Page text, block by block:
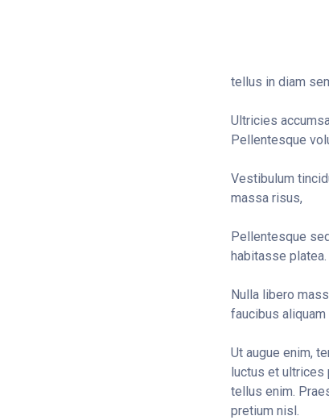
tellus in diam
Ultricies
Pellentesque
Vestibulum
massa risus,
Pellentesque
habitasse platea.
Nulla libero
faucibus
Ut augue enim,
luctus et ultrices
tellus enim.
pretium nisl.